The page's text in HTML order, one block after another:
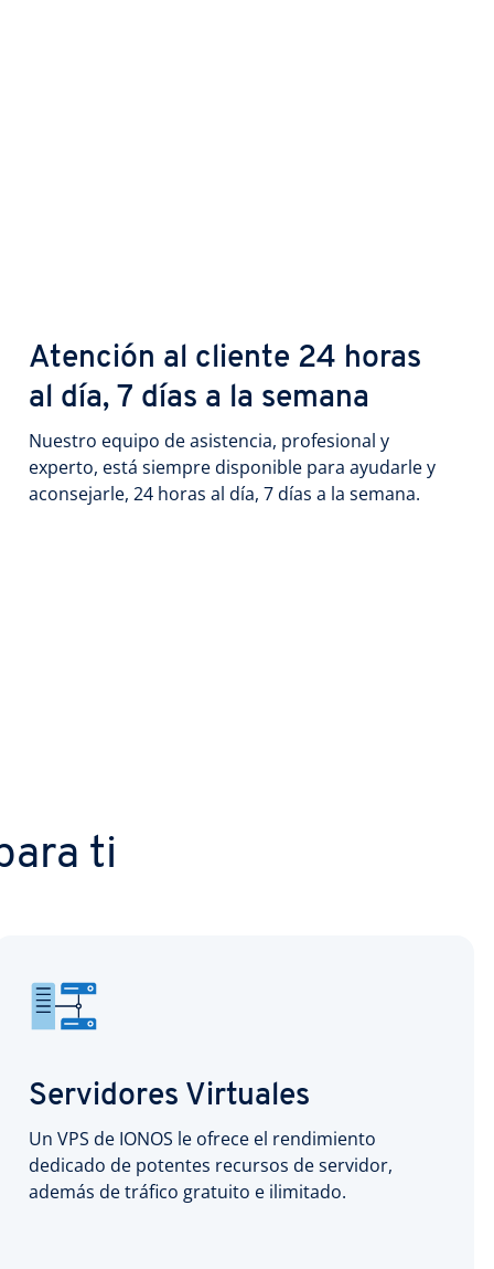
Atención al cliente 24 horas
al día, 7 días a la semana
Nuestro equipo de asistencia, profesional y
experto, está siempre disponible para ayudarle y
aconsejarle, 24 horas al día, 7 días a la semana.
ti
Servidores Virtuales
Un VPS de IONOS le ofrece el rendimiento
dedicado de potentes recursos de servidor,
además de tráfico gratuito e ilimitado.